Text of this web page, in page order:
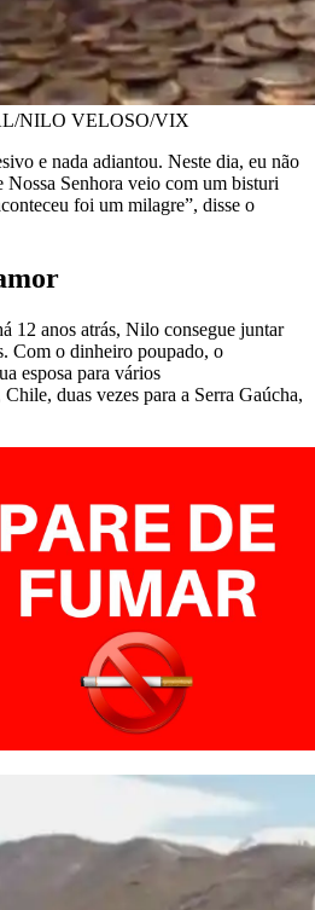
NILO VELOSO/VIX
e nada adiantou. Neste dia, eu não
Nossa Senhora veio com um bisturi
foi um milagre”, disse o
12 anos atrás, Nilo consegue juntar
Com o dinheiro poupado, o
esposa para vários
duas vezes para a Serra Gaúcha,